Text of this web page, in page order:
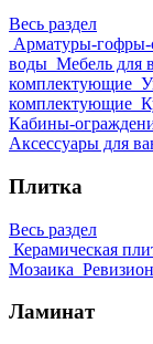
Весь раздел
Арматуры-
воды Мебель для
комплектующие
комплектующие
Кабины-
Аксессуары для
Плитка
Весь раздел
Керамическая
Мозаика
Ламинат